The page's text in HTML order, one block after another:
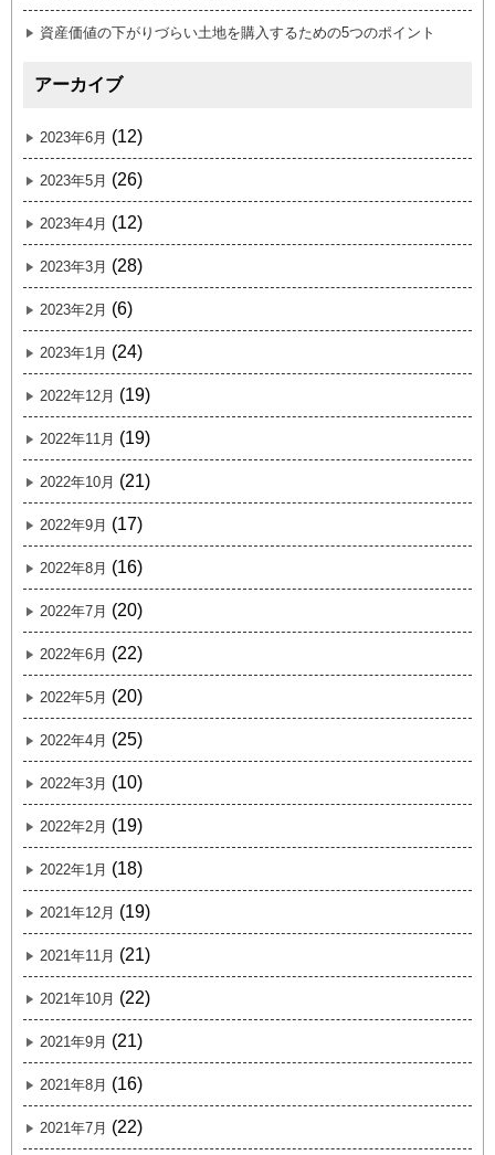
資産価値の下がりづらい土地を購入するための5つのポイント
アーカイブ
2023年6月 (12)
2023年5月 (26)
2023年4月 (12)
2023年3月 (28)
2023年2月 (6)
2023年1月 (24)
2022年12月 (19)
2022年11月 (19)
2022年10月 (21)
2022年9月 (17)
2022年8月 (16)
2022年7月 (20)
2022年6月 (22)
2022年5月 (20)
2022年4月 (25)
2022年3月 (10)
2022年2月 (19)
2022年1月 (18)
2021年12月 (19)
2021年11月 (21)
2021年10月 (22)
2021年9月 (21)
2021年8月 (16)
2021年7月 (22)